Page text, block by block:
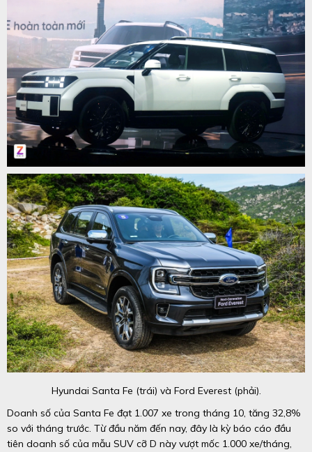
Hyundai Santa Fe (trái) và Ford Everest (phải).
Doanh số của Santa Fe đạt 1.007 xe trong tháng 10, tăng 32,8%
so với tháng trước. Từ đầu năm đến nay, đây là kỳ báo cáo đầu
tiên doanh số của mẫu SUV cỡ D này vượt mốc 1.000 xe/tháng,